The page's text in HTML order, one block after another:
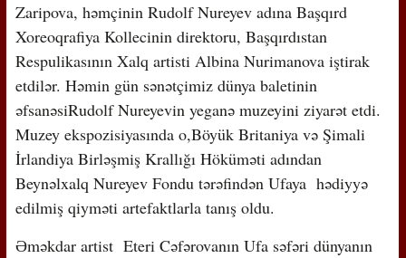
Zaripova, həmçinin Rudolf Nureyev adına Başqırd
Xoreoqrafiya Kollecinin direktoru, Başqırdıstan
Respulikasının Xalq artisti Albina Nurimanova iştirak
etdilər. Həmin gün sənətçimiz dünya baletinin
əfsanəsiRudolf Nureyevin yeganə muzeyini ziyarət etdi.
Muzey ekspozisiyasında o,Böyük Britaniya və Şimali
İrlandiya Birləşmiş Krallığı Höküməti adından
Beynəlxalq Nureyev Fondu tərəfindən Ufaya hədiyyə
edilmiş qiyməti artefaktlarla tanış oldu.
Əməkdar artist Eteri Cəfərovanın Ufa səfəri dünyanın